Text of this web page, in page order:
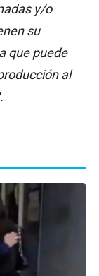
y/o
su
que puede
al